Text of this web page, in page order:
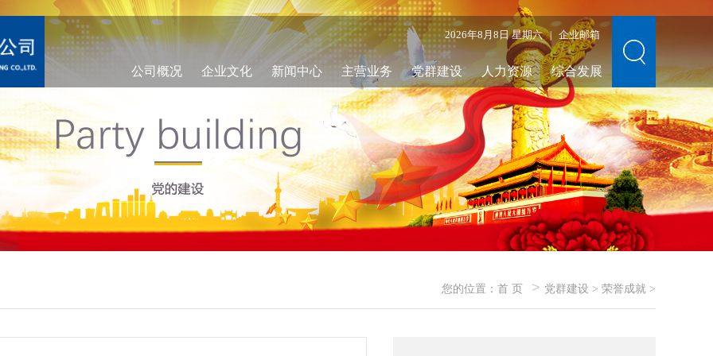
2026年8月8日 星期六 | 企业邮箱
公司概况 企业文化 新闻中心 主营业务 党群建设 人力资源 综合发展
您的位置： 首 页 > 党群建设 > 荣誉成就 >